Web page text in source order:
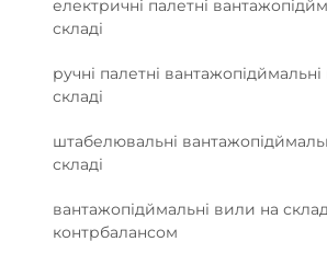
електричні палетні
складі
ручні палетні
складі
штабелювальні
складі
вантажопідймальні вили на
контрбалансом